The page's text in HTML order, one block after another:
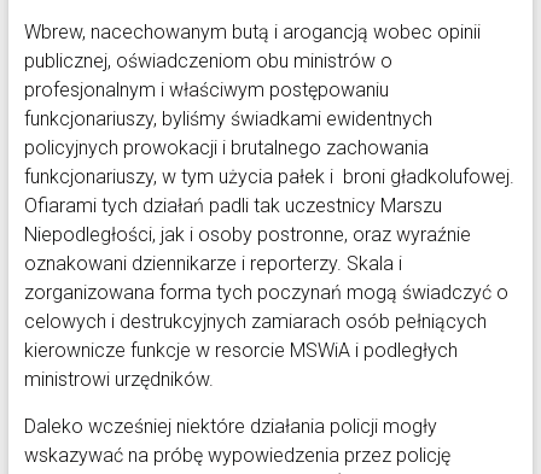
Wbrew, nacechowanym butą i arogancją wobec opinii
publicznej, oświadczeniom obu ministrów o
profesjonalnym i właściwym postępowaniu
funkcjonariuszy, byliśmy świadkami ewidentnych
policyjnych prowokacji i brutalnego zachowania
funkcjonariuszy, w tym użycia pałek i broni gładkolufowej.
Ofiarami tych działań padli tak uczestnicy Marszu
Niepodległości, jak i osoby postronne, oraz wyraźnie
oznakowani dziennikarze i reporterzy. Skala i
zorganizowana forma tych poczynań mogą świadczyć o
celowych i destrukcyjnych zamiarach osób pełniących
kierownicze funkcje w resorcie MSWiA i podległych
ministrowi urzędników.
Daleko wcześniej niektóre działania policji mogły
wskazywać na próbę wypowiedzenia przez policję